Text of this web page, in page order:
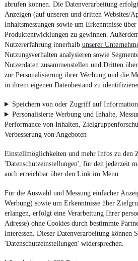
abrufen können. Die Datenverarbeitung
Anzeigen (auf unseren und dritten Websites/
Inhaltsmessungen sowie um Erkenntnisse
Produktentwicklungen zu gewinnen.
Nutzererfahrung innerhalb unserer
Nutzungsverhalten analysieren sowie
Nutzerdaten zusammenstellen und Dritten
zur Personalisierung ihrer Werbung und die
in ihrem eigenen Datenbestand zu
Speichern von oder Zugriff auf
Personalisierte Werbung und Inhalte,
Performance von Inhalten,
Verbesserung von Angeboten
Einstellmöglichkeiten und mehr Infos zu den
'Datenschutzeinstellungen', für den jederzeit
auch erreichbar über den Link im Menü.
Für die Auswahl und Messung einfacher
Werbung) sowie um Erkenntnisse über
erlangen, erfolgt eine Verarbeitung Ihrer
Adresse) ohne Cookies durch bestimmte
Interessen. Dieser Datenverarbeitung können
'Datenschutzeinstellungen' widersprechen.
4.6 Sterne
Nutze mobile.de schnell und
Impressum
AGB
Vertrag widerrufen
Datenschutz
Datenschutzeinstellungen
Erklärung zur Barrierefreiheit
Powered by
VonAuto verkaufenüberE-Bikes
Besuche